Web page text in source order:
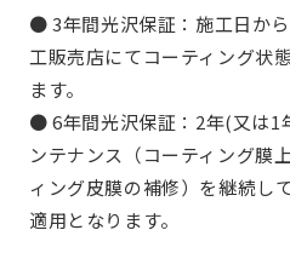
● 3年間光沢保証：施工日か
工販売店にてコーティング状
ます。
● 6年間光沢保証：2年(又は1
ンテナンス（コーティング膜
ィング皮膜の補修）を継続し
適用となります。